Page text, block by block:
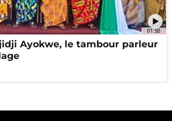
01:58
Ayokwe, le tambour parleur